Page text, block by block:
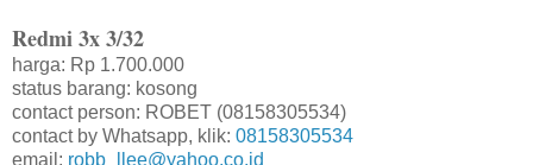
Redmi 3x 3/32
harga: Rp 1.700.000
status barang: kosong
contact person: ROBET (08158305534)
contact by Whatsapp, klik: 08158305534
email: robb_llee@yahoo.co.id